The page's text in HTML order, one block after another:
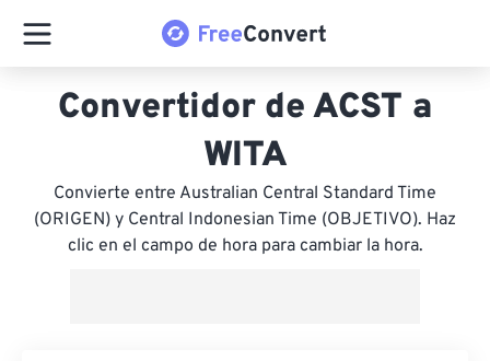
Convertidor de ACST a
WITA
Convierte entre Australian Central Standard Time
(ORIGEN) y Central Indonesian Time (OBJETIVO). Haz
clic en el campo de hora para cambiar la hora.